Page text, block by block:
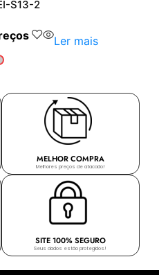
S13-2
Ler mais
MELHOR COMPRA
Melhores preços de atacado!
SITE 100% SEGURO
Seus dados estão protegidos!